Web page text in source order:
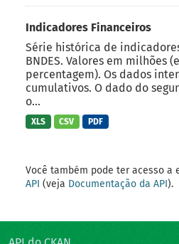
Indicadores Financeiros
Série histórica de
BNDES. Valores em milhões
percentagem). Os dados
cumulativos. O dado do
o...
XLS CSV PDF
Você também pode ter acesso a
API (veja Documentação da API).